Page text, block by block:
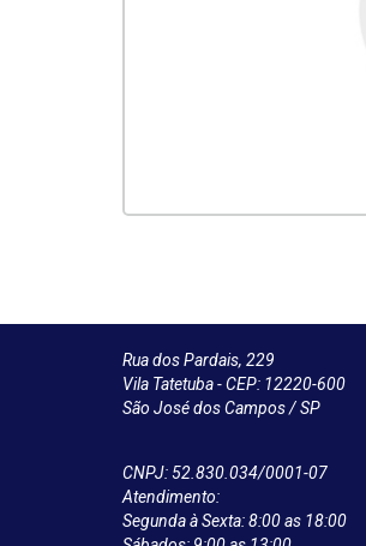
Rua dos Pardais, 229
Vila Tatetuba - CEP: 12220-600
São José dos Campos / SP
CNPJ: 52.830.034/0001-07
Atendimento:
Segunda à Sexta: 8:00 as 18:00